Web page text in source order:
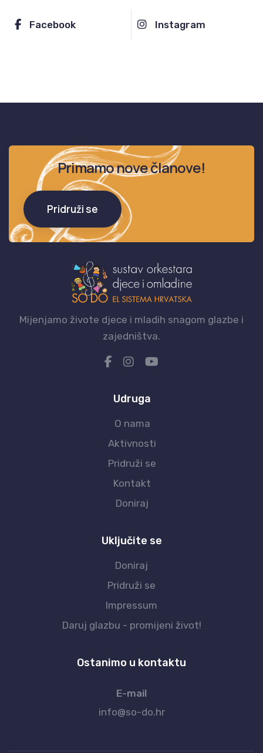
Facebook Instagram
Primamo nove članove!
Pridruži se
Mijenjamo živote djece i mladih snagom glazbe i
zajedništva.
Udruga
O nama
Aktivnosti
Pridruži se
Kontakt
Doniraj
Uključite se
Doniraj
Pridruži se
Impressum
Daruj glazbu - promijeni život!
Ostanimo u kontaktu
E-mail
info@so-do.hr